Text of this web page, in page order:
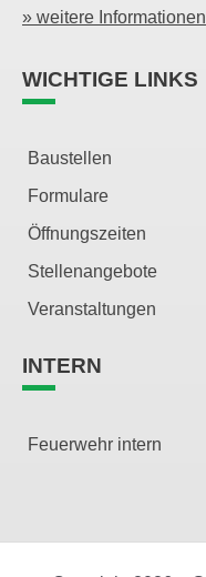
» weitere Informationen
WICHTIGE LINKS
Baustellen
Formulare
Öffnungszeiten
Stellenangebote
Veranstaltungen
INTERN
Feuerwehr intern